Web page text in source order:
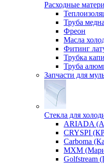
Расходные
Труба
Фреон
Масла
Фитинг
Трубка
Труба
Запчасти для
Стекла для
ARIADA
CRYSPI
Carboma
MXM
Golfstream